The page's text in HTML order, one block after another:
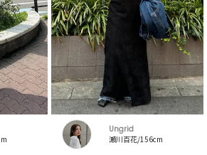
Ungrid
瀬川百花/156cm